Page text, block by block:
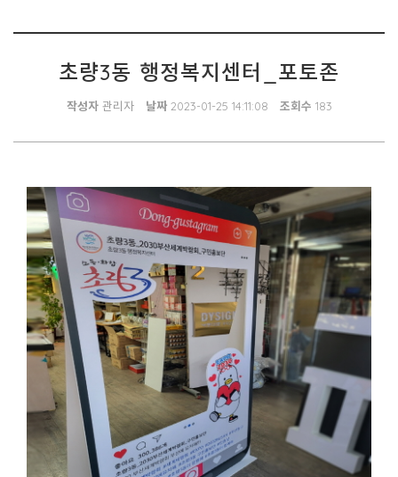
초량3동 행정복지센터_포토존
작성자관리자 날짜2023-01-25 14:11:08 조회수 183